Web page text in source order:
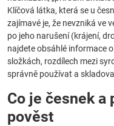
Klíčová látka, která se u
zajímavé je, že nevzniká ve
po jeho narušení (krájení,
najdete obsáhlé informace
složkách, rozdílech mezi
správně používat a
Co je česnek a
pověst